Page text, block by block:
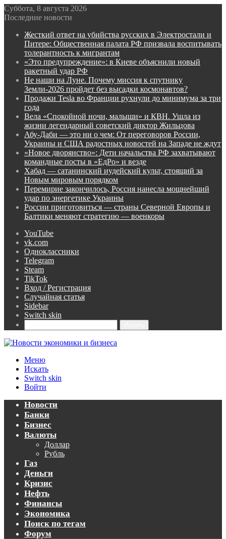
Суббота, 8 августа 2026
Последние новости
Жесткий ответ на убийства русских в Электростали и
Питере: Общественная палата РФ призвала воспитывать
толерантность к мигрантам
«Это предупреждение»: в Киеве объяснили новый
ракетный удар РФ
Не наши на Луне. Почему миссия к спутнику
Земли-2026 пройдет без высадки космонавтов?
Продажи Tesla во Франции рухнули до минимума за три
года
Вела «Спокойной ночи, малыши» и КВН. Ушла из
жизни легендарный советский диктор Жильцова
Абу-Даби — это ни о чем: От переговоров России,
Украины и США радостных новостей на Западе не ждут
«Новое дворянство»: Дети начальства РФ захватывают
командные посты в «ЕдРо» и везде
Хабад — сатанинский иудейский культ, стоящий за
Новым мировым порядком
Перемирие закончилось, Россия нанесла мощнейший
удар по энергетике Украины
России приготовиться — страны Северной Европы и
Балтики меняют стратегию — военкоры
YouTube
vk.com
Одноклассники
Telegram
Steam
TikTok
Вход / Регистрация
Случайная статья
Sidebar
Switch skin
Меню
Искать
Switch skin
Войти
Новости
Банки
Бизнес
Валюты
Доллар
Рубль
Газ
Деньги
Кризис
Нефть
Финансы
Экономика
Поиск по тегам
Форум